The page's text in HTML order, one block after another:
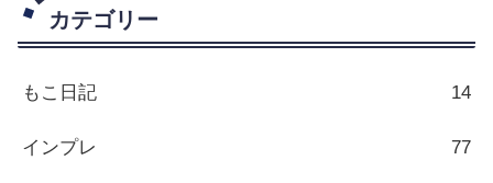
カテゴリー
もこ日記 14
インプレ 77